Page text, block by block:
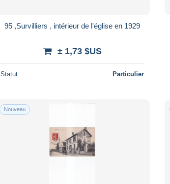
95 ,Survilliers , intérieur de l'église en 1929
± 1,73 $US
Statut Particulier
Nouveau